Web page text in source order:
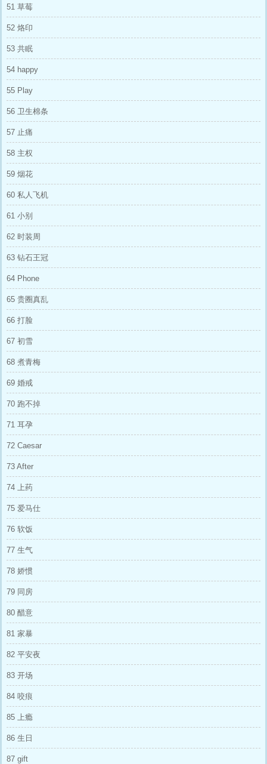
51 草莓
52 烙印
53 共眠
54 happy
55 Play
56 卫生棉条
57 止痛
58 主权
59 烟花
60 私人飞机
61 小别
62 时装周
63 钻石王冠
64 Phone
65 贵圈真乱
66 打脸
67 初雪
68 煮青梅
69 婚戒
70 跑不掉
71 耳孕
72 Caesar
73 After
74 上药
75 爱马仕
76 软饭
77 生气
78 娇惯
79 同房
80 醋意
81 家暴
82 平安夜
83 开场
84 咬痕
85 上瘾
86 生日
87 gift